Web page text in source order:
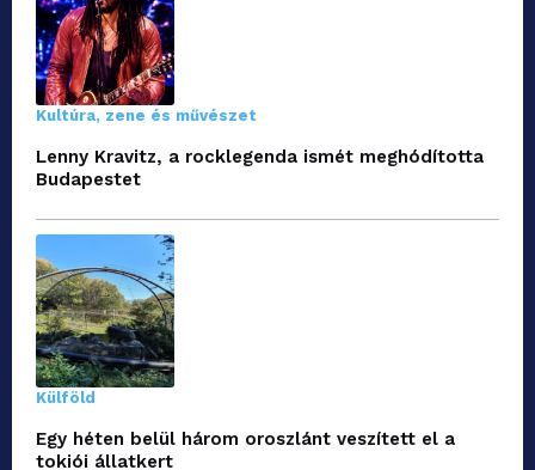
Kultúra, zene és művészet
Lenny Kravitz, a rocklegenda ismét meghódította
Budapestet
Külföld
Egy héten belül három oroszlánt veszített el a
tokiói állatkert